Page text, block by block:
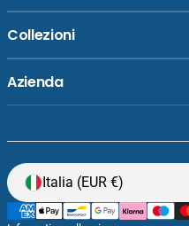
Tontarelli
Pedale - Colori
Collezioni
Azienda
Italia (EUR €)